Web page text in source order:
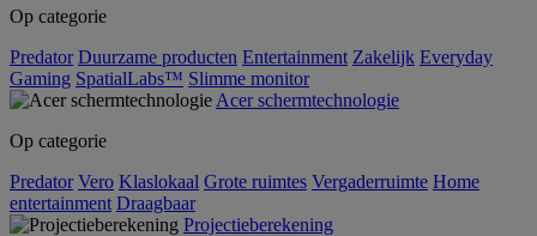
Op categorie
Predator Duurzame producten Entertainment Zakelijk Everyday
Gaming SpatialLabs™ Slimme monitor
Acer schermtechnologie
Op categorie
Predator Vero Klaslokaal Grote ruimtes Vergaderruimte Home
entertainment Draagbaar
Projectieberekening